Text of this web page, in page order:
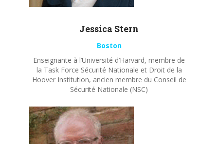
Jessica Stern
Boston
Enseignante à l’Université d’Harvard, membre de
la Task Force Sécurité Nationale et Droit de la
Hoover Institution, ancien membre du Conseil de
Sécurité Nationale (NSC)